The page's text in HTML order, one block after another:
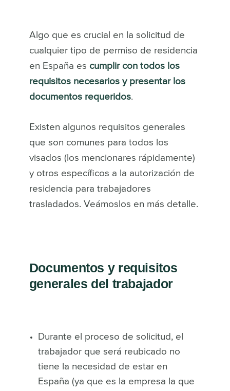
Algo que es crucial en la solicitud de
cualquier tipo de permiso de residencia
en España es cumplir con todos los
requisitos necesarios y presentar los
documentos requeridos.
Existen algunos requisitos generales
que son comunes para todos los
visados (los mencionares rápidamente)
y otros específicos a la autorización de
residencia para trabajadores
trasladados. Veámoslos en más detalle.
Documentos y requisitos
generales del trabajador
Durante el proceso de solicitud, el
trabajador que será reubicado no
tiene la necesidad de estar en
España (ya que es la empresa la que